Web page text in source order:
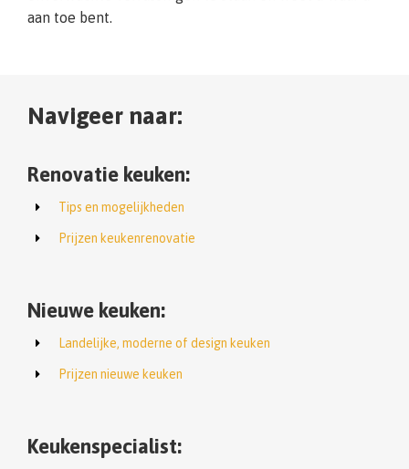
aan toe bent.
Navigeer naar:
Renovatie keuken:
Tips en mogelijkheden
Prijzen keukenrenovatie
Nieuwe keuken:
Landelijke, moderne of design keuken
Prijzen nieuwe keuken
Keukenspecialist: